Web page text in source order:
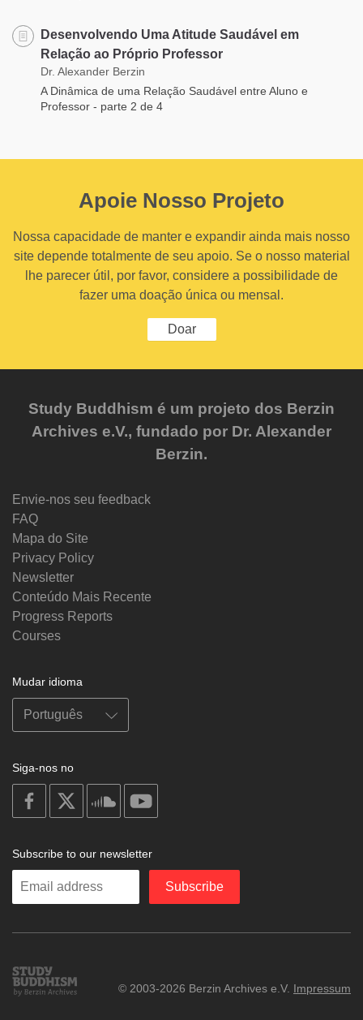
Desenvolvendo Uma Atitude Saudável em
Relação ao Próprio Professor
Dr. Alexander Berzin
A Dinâmica de uma Relação Saudável entre Aluno e
Professor - parte 2 de 4
Apoie Nosso Projeto
Nossa capacidade de manter e expandir ainda mais nosso
site depende totalmente de seu apoio. Se o nosso material
lhe parecer útil, por favor, considere a possibilidade de
fazer uma doação única ou mensal.
Doar
Study Buddhism é um projeto dos Berzin
Archives e.V., fundado por Dr. Alexander
Berzin.
Envie-nos seu feedback
FAQ
Mapa do Site
Privacy Policy
Newsletter
Conteúdo Mais Recente
Progress Reports
Courses
Mudar idioma
Siga-nos no
on
facebook
soundcloud
Subscribe to our newsletter
Enter
Subscribe
Study
Buddhism
© 2003-2026 Berzin Archives e.V. Impressum